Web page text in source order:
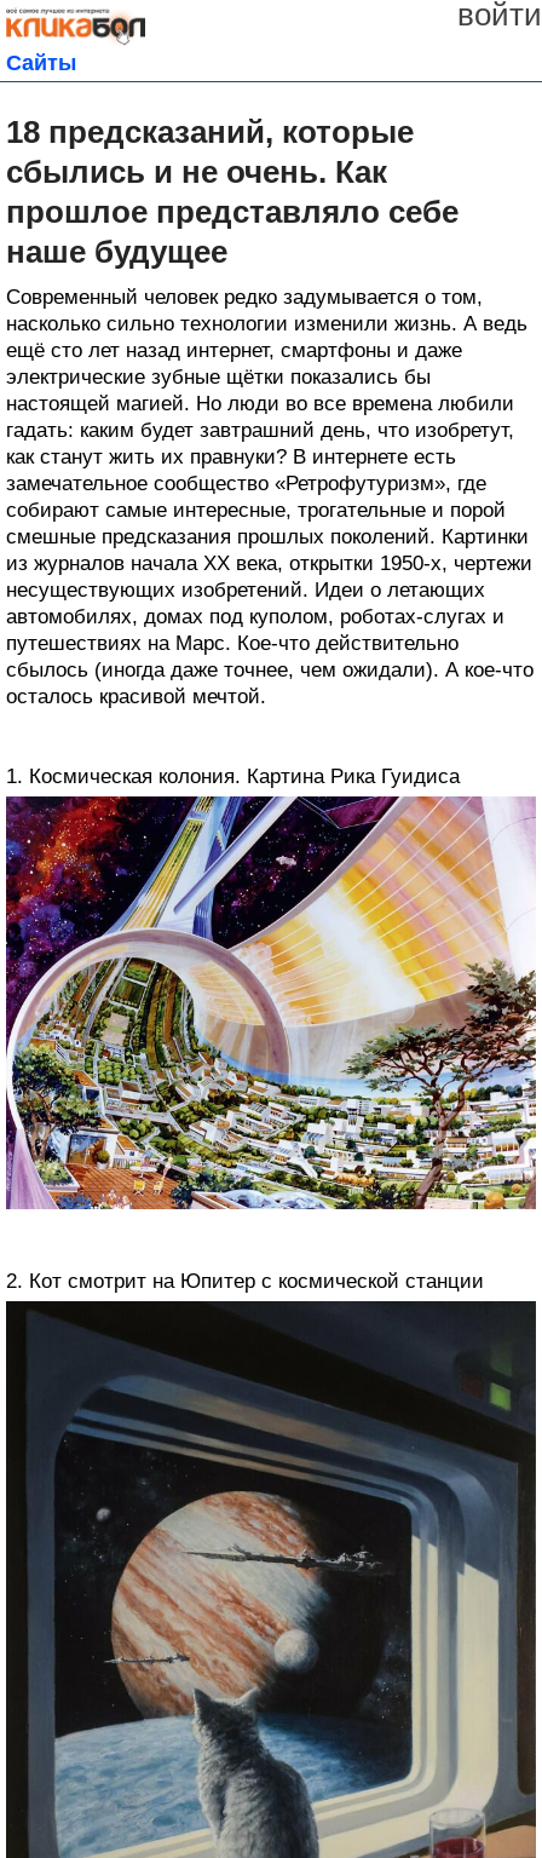
войти
Сайты
18 предсказаний, которые
сбылись и не очень. Как
прошлое представляло себе
наше будущее
Современный человек редко задумывается о том,
насколько сильно технологии изменили жизнь. А ведь
ещё сто лет назад интернет, смартфоны и даже
электрические зубные щётки показались бы
настоящей магией. Но люди во все времена любили
гадать: каким будет завтрашний день, что изобретут,
как станут жить их правнуки? В интернете есть
замечательное сообщество «Ретрофутуризм», где
собирают самые интересные, трогательные и порой
смешные предсказания прошлых поколений. Картинки
из журналов начала XX века, открытки 1950-х, чертежи
несуществующих изобретений. Идеи о летающих
автомобилях, домах под куполом, роботах-слугах и
путешествиях на Марс. Кое-что действительно
сбылось (иногда даже точнее, чем ожидали). А кое-что
осталось красивой мечтой.
1. Космическая колония. Картина Рика Гуидиса
2. Кот смотрит на Юпитер с космической станции